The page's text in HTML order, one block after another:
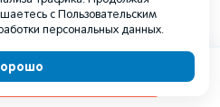
месяцем, когда важно
и режимом дня. В теплые
стороне могут плохо
с Пользовательским
персональных данных.